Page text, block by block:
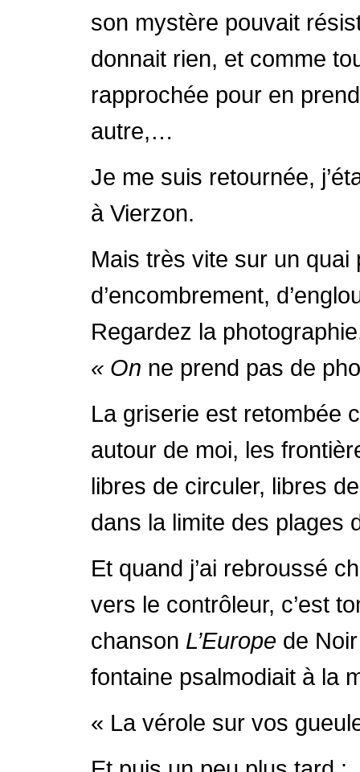
son mystère pouvait
donnait rien, et comme
rapprochée pour en
autre,…
Je me suis retournée,
à Vierzon.
Mais très vite sur un quai
d’encombrement,
Regardez la
« On ne prend pas de
La griserie est retombée
autour de moi, les
libres de circuler, libres
dans la limite des plages
Et quand j’ai rebroussé
vers le contrôleur, c’est
chanson L’Europe de
fontaine psalmodiait à la
« La vérole sur vos